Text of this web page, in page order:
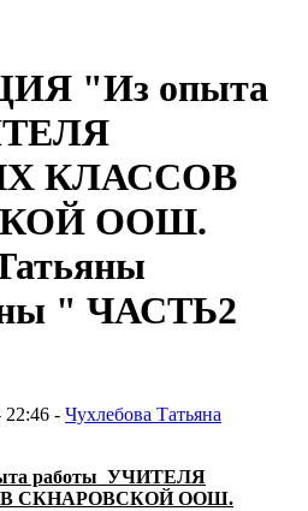
"Из опыта
КЛАССОВ
ООШ.
" ЧАСТЬ2
22:46 - Чухлебова Татьяна
работы УЧИТЕЛЯ
СКНАРОВСКОЙ ООШ.